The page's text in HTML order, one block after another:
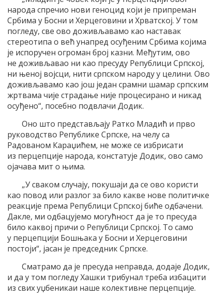
народа спречио нови геноцид који је припреман
Србима у Босни и Херцеговини и Хрватској. У том
погледу, све ово доживљавамо као наставак
стереотипа о већ унапред осуђеним Србима којима
је испоручен огроман број казни. Међутим, ово
не доживљавао ни као пресуду Републици Српској,
ни њеној војсци, нити српском народу у целини. Ово
доживљавамо као још један срамни шамар српским
жртвама чије страдање није процесирано и никад
осуђено“, посебно подвлачи Додик.
Оно што представљају Ратко Младић и прво
руководство Републике Српске, на челу са
Радованом Караџићем, не може се избрисати
из перцепције народа, констатује Додик, ово само
ојачава мит о њима.
„У сваком случају, покушаји да се ово користи
као повод или разлог за било какве нове политичке
реакције према Републици Српској биће одбачени.
Дакле, ми одбацујемо могућност да је то пресуда
било каквој причи о Републици Српској. То само
у перцепцији Бошњака у Босни и Херцеговини
постоји“, јасан је председник Српске.
Сматрамо да је пресуда неправда, додаје Додик,
и да у том погледу Хашки трибунал треба избацити
из свих уџбеникаи наше колективне перцепције.